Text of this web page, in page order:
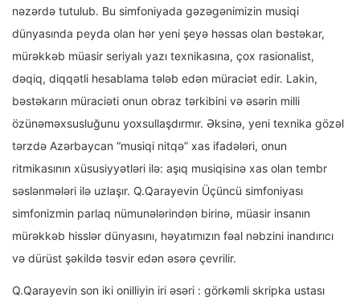
nəzərdə tutulub. Bu simfoniyada gəzəgənimizin musiqi
dünyasında peyda olan hər yeni şeyə həssas olan bəstəkar,
mürəkkəb müasir seriyalı yazı texnikasına, çox rasionalist,
dəqiq, diqqətli hesablama tələb edən müraciət edir. Lakin,
bəstəkarın müraciəti onun obraz tərkibini və əsərin milli
özünəməxsusluğunu yoxsullaşdırmır. Əksinə, yeni texnika gözəl
tərzdə Azərbaycan “musiqi nitqə” xas ifadələri, onun
ritmikasının xüsusiyyətləri ilə: aşıq musiqisinə xas olan tembr
səslənmələri ilə uzlaşır. Q.Qarayevin Üçüncü simfoniyası
simfonizmin parlaq nümunələrindən birinə, müasir insanın
mürəkkəb hisslər dünyasını, həyatımızın fəal nəbzini inandırıcı
və dürüst şəkildə təsvir edən əsərə çevrilir.
Q.Qarayevin son iki onilliyin iri əsəri : görkəmli skripka ustası